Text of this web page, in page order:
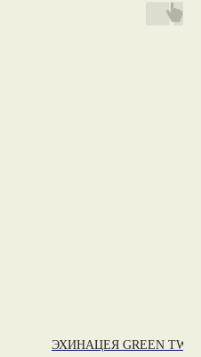
ЭХИНАЦЕЯ GREEN